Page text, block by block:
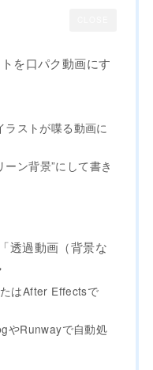
を口パク動画にす
ラストが喋る動画に
ーン背景”にして書き
透過動画（背景な
はAfter Effectsで
やRunwayで自動処